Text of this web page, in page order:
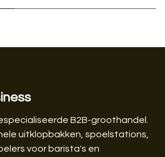
B2B-groothandel.
uitklopbakken, spoelstations,
voor barista's en